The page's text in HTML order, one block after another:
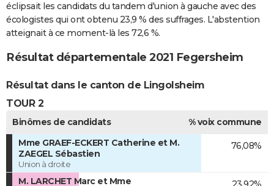
éclipsait les candidats du tandem d'union à gauche avec des
écologistes qui ont obtenu 23,9 % des suffrages. L'abstention
atteignait à ce moment-là les 72,6 %.
Résultat départementale 2021 Fegersheim
Résultat dans le canton de Lingolsheim
TOUR 2
Binômes de candidats
% voix commune
Mme GRAEF-ECKERT Catherine et M.
ZAEGEL Sébastien
Union à droite
76,08%
M. LARCHET Marc et Mme